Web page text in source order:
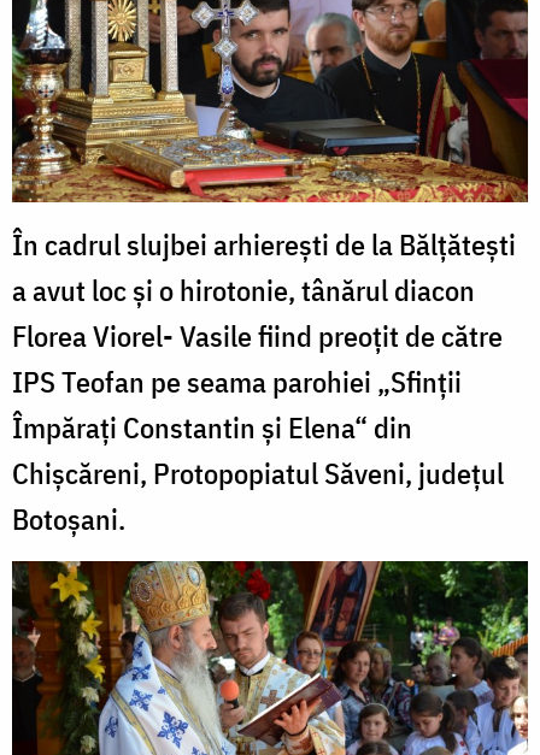
În cadrul slujbei arhiereşti de la Bălțătești
a avut loc şi o hirotonie, tânărul diacon
Florea Viorel- Vasile fiind preoţit de către
IPS Teofan pe seama parohiei „Sfinții
Împărați Constantin și Elena“ din
Chișcăreni, Protopopiatul Săveni, județul
Botoșani.